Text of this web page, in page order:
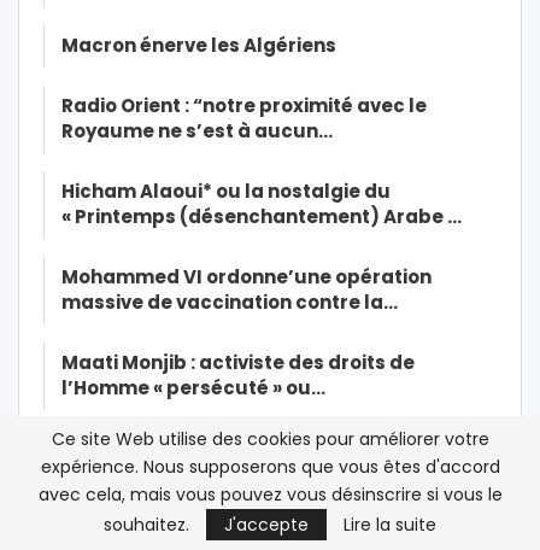
Macron énerve les Algériens
Radio Orient : “notre proximité avec le
Royaume ne s’est à aucun…
Hicham Alaoui* ou la nostalgie du
« Printemps (désenchantement) Arabe …
Mohammed VI ordonne’une opération
massive de vaccination contre la…
Maati Monjib : activiste des droits de
l’Homme « persécuté » ou…
« Il n’y aura pas de résurrection jusqu’à ce
que les musulmans tuent…
Dialogue inter-libyen au Maroc: « Cette
Ce site Web utilise des cookies pour améliorer votre
expérience. Nous supposerons que vous êtes d'accord
avec cela, mais vous pouvez vous désinscrire si vous le
souhaitez.
J'accepte Lire la suite